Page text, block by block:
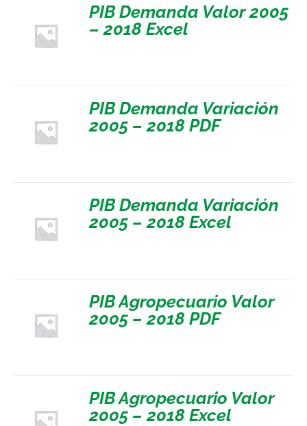
PIB Demanda Valor 2005
– 2018 Excel
PIB Demanda Variación
2005 – 2018 PDF
PIB Demanda Variación
2005 – 2018 Excel
PIB Agropecuario Valor
2005 – 2018 PDF
PIB Agropecuario Valor
2005 – 2018 Excel